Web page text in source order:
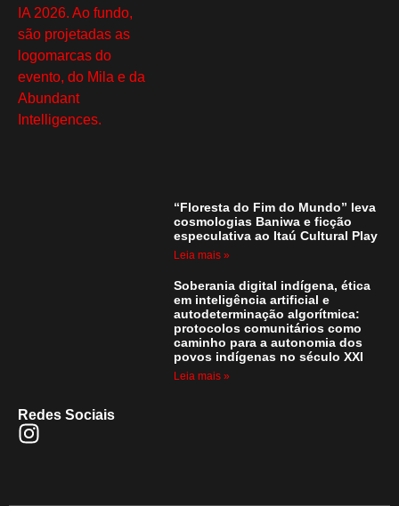
“Floresta do Fim do Mundo” leva
cosmologias Baniwa e ficção
especulativa ao Itaú Cultural Play
Leia mais »
Soberania digital indígena, ética
em inteligência artificial e
autodeterminação algorítmica:
protocolos comunitários como
caminho para a autonomia dos
povos indígenas no século XXI
Leia mais »
Redes Sociais